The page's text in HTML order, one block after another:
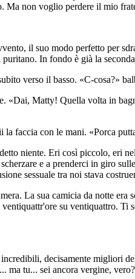
Ma non voglio perdere il mio
il suo modo perfetto per
In fondo è già la
verso il basso. «C-cosa?»
«Dai, Matty! Quella volta in
faccia con le mani. «Porca
niente. Eri così piccolo, eri
e a prenderci in giro
sessuale tra noi stava
La sua camicia da notte
su ventiquattro. Ti
decisamente migliori
ma tu... sei ancora vergine,